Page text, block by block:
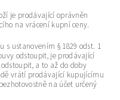
je prodávající oprávněn
na vrácení kupní ceny.
s ustanovením § 1829 odst. 1
odstoupit, je prodávající
a to až do doby
vrátí prodávající kupujícímu
na účet určený